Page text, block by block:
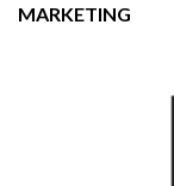
MARKETING